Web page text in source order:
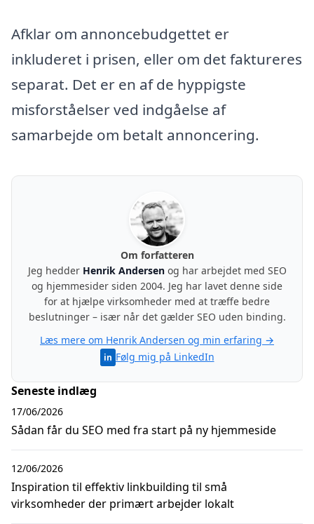
Afklar om annoncebudgettet er
inkluderet i prisen, eller om det faktureres
separat. Det er en af de hyppigste
misforståelser ved indgåelse af
samarbejde om betalt annoncering.
Om forfatteren
Jeg hedder Henrik Andersenog har arbejdet med SEO
og hjemmesider siden 2004. Jeg har lavet denne side
for at hjælpe virksomheder med at træffe bedre
beslutninger – især når det gælder SEO uden binding.
Læs mere om Henrik Andersen og min erfaring →
Følg mig på LinkedIn
Seneste indlæg
Sådan får du SEO med fra start på ny hjemmeside
17/06/2026
Inspiration til effektiv linkbuilding til små
virksomheder der primært arbejder lokalt
12/06/2026